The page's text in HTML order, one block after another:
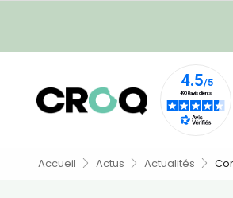
Accueil Actus Actualités